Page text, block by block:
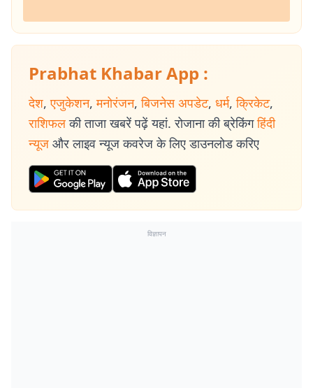
Prabhat Khabar App :
देश, एजुकेशन, मनोरंजन, बिजनेस अपडेट, धर्म, क्रिकेट,
राशिफल की ताजा खबरें पढ़ें यहां. रोजाना की ब्रेकिंग हिंदी
न्यूज और लाइव न्यूज कवरेज के लिए डाउनलोड करिए
विज्ञापन